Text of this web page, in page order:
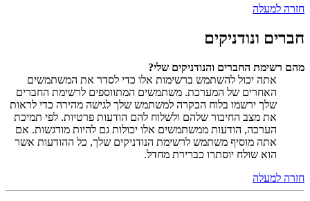
חזרה למעלה
חברים ונודניקים
מהם רשימת החברים והנודניקים שלי?
אתה יכול להשתמש ברשימות אלו כדי לסדר את המשתמשים
האחרים של המערכת. משתמשים המתווספים לרשימת החברים
שלך ירשמו בלוח הבקרה למשתמש שלך לגישה מהירה כדי לראות
את מצב החיבור שלהם ולשלוח להם הודעות פרטיות. לפי תמיכת
הערכה, הודעות ממשתמשים אלו יכולות גם להיות מודגשות. אם
אתה מוסיף משתמש לרשימת הנודניקים שלך, כל ההודעות אשר
הוא שולח יוסתרו כברירת מחדל.
חזרה למעלה